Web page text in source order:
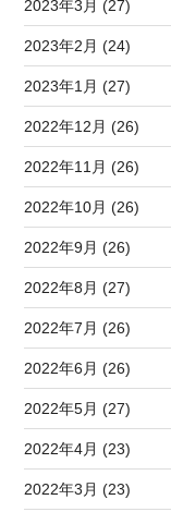
2023年3月 (27)
2023年2月 (24)
2023年1月 (27)
2022年12月 (26)
2022年11月 (26)
2022年10月 (26)
2022年9月 (26)
2022年8月 (27)
2022年7月 (26)
2022年6月 (26)
2022年5月 (27)
2022年4月 (23)
2022年3月 (23)